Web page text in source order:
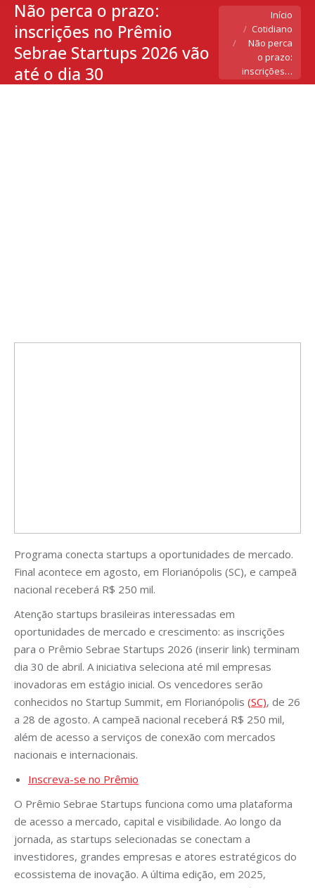
Não perca o prazo:
inscrições no Prêmio
Sebrae Startups 2026 vão
até o dia 30
Você está aqui:
Início
Cotidiano
Não perca
o prazo:
inscrições…
Programa conecta startups a oportunidades de mercado.
Final acontece em agosto, em Florianópolis (SC), e campeã
nacional receberá R$ 250 mil.
Atenção startups brasileiras interessadas em
oportunidades de mercado e crescimento: as inscrições
para o Prêmio Sebrae Startups 2026 (inserir link) terminam
dia 30 de abril. A iniciativa seleciona até mil empresas
inovadoras em estágio inicial. Os vencedores serão
conhecidos no Startup Summit, em Florianópolis (SC), de 26
a 28 de agosto. A campeã nacional receberá R$ 250 mil,
além de acesso a serviços de conexão com mercados
nacionais e internacionais.
Inscreva-se no Prêmio
O Prêmio Sebrae Startups funciona como uma plataforma
de acesso a mercado, capital e visibilidade. Ao longo da
jornada, as startups selecionadas se conectam a
investidores, grandes empresas e atores estratégicos do
ecossistema de inovação. A última edição, em 2025,